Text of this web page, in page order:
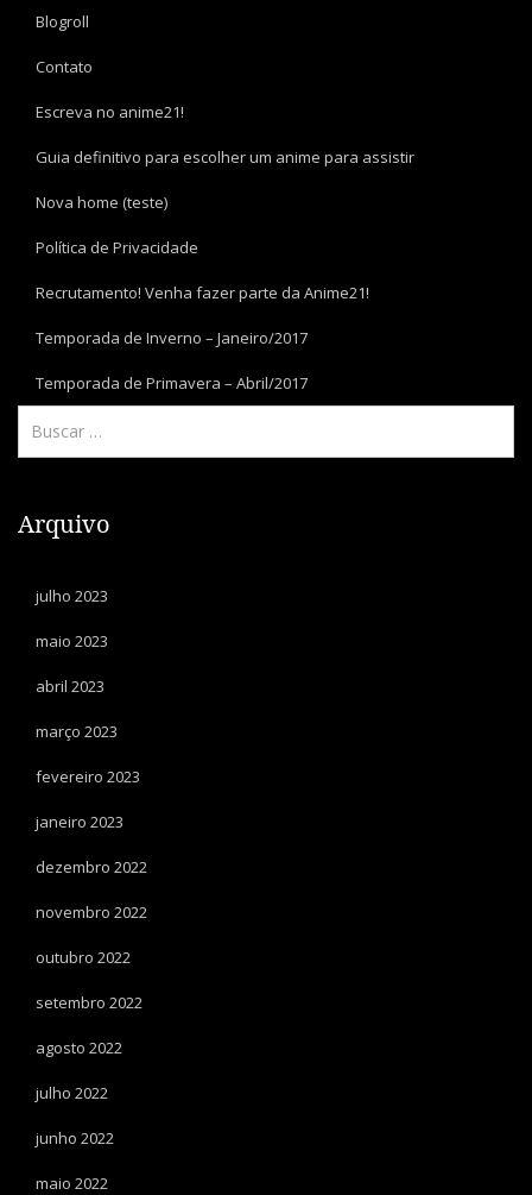
Blogroll
Contato
Escreva no anime21!
Guia definitivo para escolher um anime para assistir
Nova home (teste)
Política de Privacidade
Recrutamento! Venha fazer parte da Anime21!
Temporada de Inverno – Janeiro/2017
Temporada de Primavera – Abril/2017
Arquivo
julho 2023
maio 2023
abril 2023
março 2023
fevereiro 2023
janeiro 2023
dezembro 2022
novembro 2022
outubro 2022
setembro 2022
agosto 2022
julho 2022
junho 2022
maio 2022